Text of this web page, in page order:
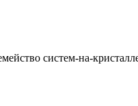
систем-на-